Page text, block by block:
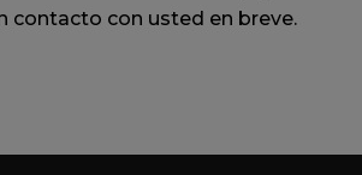
contacto con usted en breve.